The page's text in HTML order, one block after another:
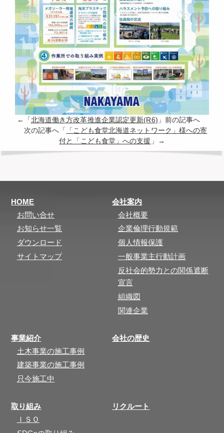
←「 北海道働き方改革推進企業認定更新(R6) 」前の記事へ
次の記事へ「
「こども食堂北海道ネットワーク」様への寄
付と「こども食堂」への支援 」→
HOME
お問い合せ
お知らせ一覧
ダウンロード
サイトマップ
会社案内
会社概要
企業倫理行動規範
個人情報保護
一般事業主行動計画
反社会的勢力との関係遮断
宣言
組織図
関連企業
事業紹介
土木事業の施工事例
建築事業の施工事例
只今施工中
会社の歴史
取り組み
ＩＳＯ
リクルート